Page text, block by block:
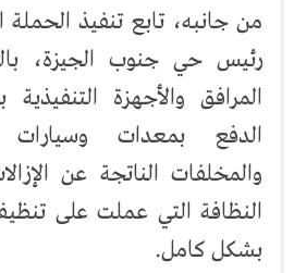
من جانبه، تابع تنفيذ الحملة
رئيس حي جنوب الجيزة،
المرافق والأجهزة
الدفع بمعدات وسيارات
والمخلفات الناتجة عن
النظافة التي عملت على
بشكل كامل.